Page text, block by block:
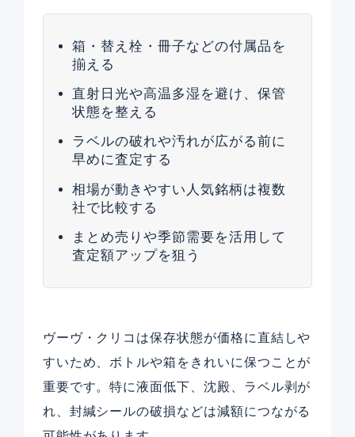
箱・替え栓・冊子などの付属品を
揃える
直射日光や高温多湿を避け、保管
状態を整える
ラベルの破れや汚れが広がる前に
早めに査定する
相場が動きやすい人気銘柄は複数
社で比較する
まとめ売りや季節需要を活用して
査定額アップを狙う
ヴーヴ・クリコは保存状態が価格に直結しや
すいため、ボトルや箱をきれいに保つことが
重要です。特に液面低下、沈殿、ラベル剥が
れ、封緘シールの破損などは減額につながる